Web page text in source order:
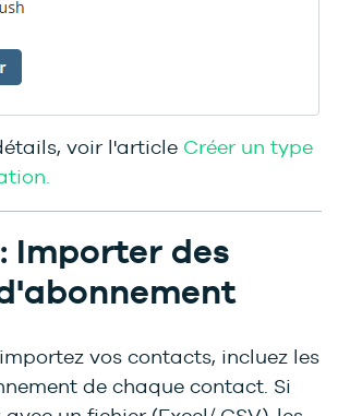
voir l'article Créer un type
Importer des
vos contacts, incluez les
de chaque contact. Si